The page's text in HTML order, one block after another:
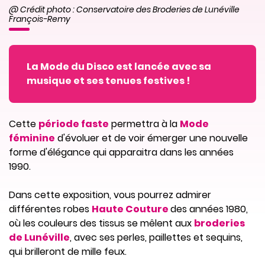
@ Crédit photo : Conservatoire des Broderies de Lunéville
François-Remy
La Mode du Disco est lancée avec sa
musique et ses tenues festives !
Cette période faste permettra à la Mode
féminine d'évoluer et de voir émerger une nouvelle
forme d'élégance qui apparaitra dans les années
1990.
Dans cette exposition, vous pourrez admirer
différentes robes Haute Couturedes années 1980,
où les couleurs des tissus se mêlent aux broderies
de Lunéville, avec ses perles, paillettes et sequins,
qui brilleront de mille feux.